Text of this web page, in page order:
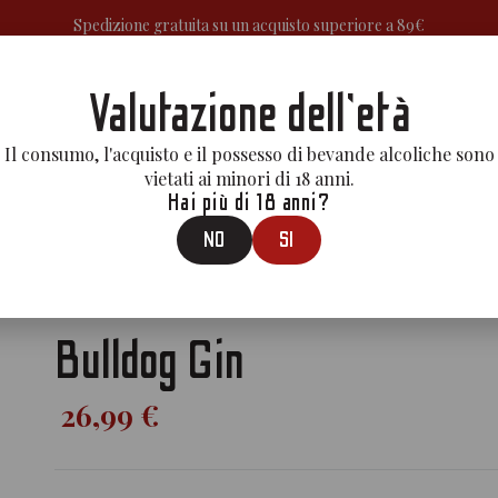
Spedizione gratuita su un acquisto superiore a 89€
APERITIVI&BITTERS GIN MEZCALLIQUORI
Valutazione dell'età
Il consumo, l'acquisto e il possesso di bevande alcoliche sono
vietati ai minori di 18 anni.
Hai più di 18 anni?
NO SI
Bulldog Gin
26,99 €